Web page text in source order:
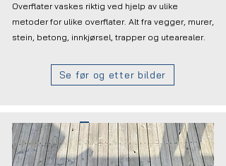
Overflater vaskes riktig ved hjelp av ulike
metoder for ulike overflater. Alt fra vegger, murer,
stein, betong, innkjørsel, trapper og utearealer.
Se før og etter bilder
Terrasse